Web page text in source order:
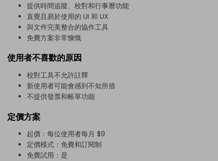
提供時間追蹤、校對和行事曆功能
直覺且易於使用的 UI 和 UX
與文件完美整合的協作工具
免費方案非常慷慨
使用者不喜歡的原因
校對工具不允許註釋
新使用者可能會感到不知所措
不提供發票和帳單功能
定價方案
起價：每位使用者每月 $9
定價模式：免費和訂閱制
免費試用：是